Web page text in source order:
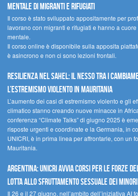
mentale di migranti e rifugiati
Il corso è stato sviluppato appositamente per
lavorano con migranti e rifugiati e hanno a
mentale.
Il corso online è disponibile sulla apposita
è asincrono e non ci sono lezioni frontali.
Resilienza nel Sahel: il nesso tra i
l’estremismo violento in Mauritania
L’aumento dei casi di estremismo violento e gli
climatico stanno creando nuove minacce in
conferenza “Climate Talks” di giugno 2025 è
risposte urgenti e coordinate e la Germania, in
UNICRI, è in prima linea per affrontarle, con un
Mauritania.
Argentina: UNICRI avvia corsi per le forze
lotta allo sfruttamento sessuale dei minori
Il 26 e il 27 giugno, nell’ambito dell’iniziativa AI